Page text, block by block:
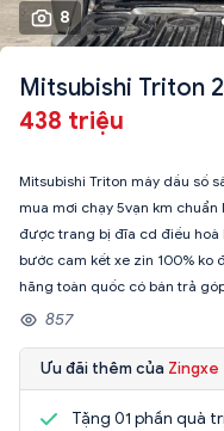
8
Mitsubishi Triton
438 triệu
Mitsubishi Triton máy dầu số
mua mơi chạy 5vạn km
được trang bị đĩa cd điều hoà
bước cam kết xe zin 100% ko
hãng toàn quốc có bán trả
857
Ưu đãi thêm của Zingxe
Tặng 01 phần quà